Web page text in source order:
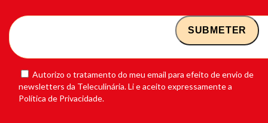
Autorizo o tratamento do meu email para efeito de envio de
newsletters da Teleculinária. Li e aceito expressamente a
Política de Privacidade.